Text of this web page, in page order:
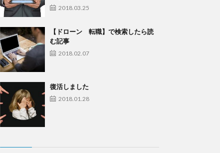
2018.03.25
【ドローン 転職】で検索したら読
む記事
2018.02.07
復活しました
2018.01.28